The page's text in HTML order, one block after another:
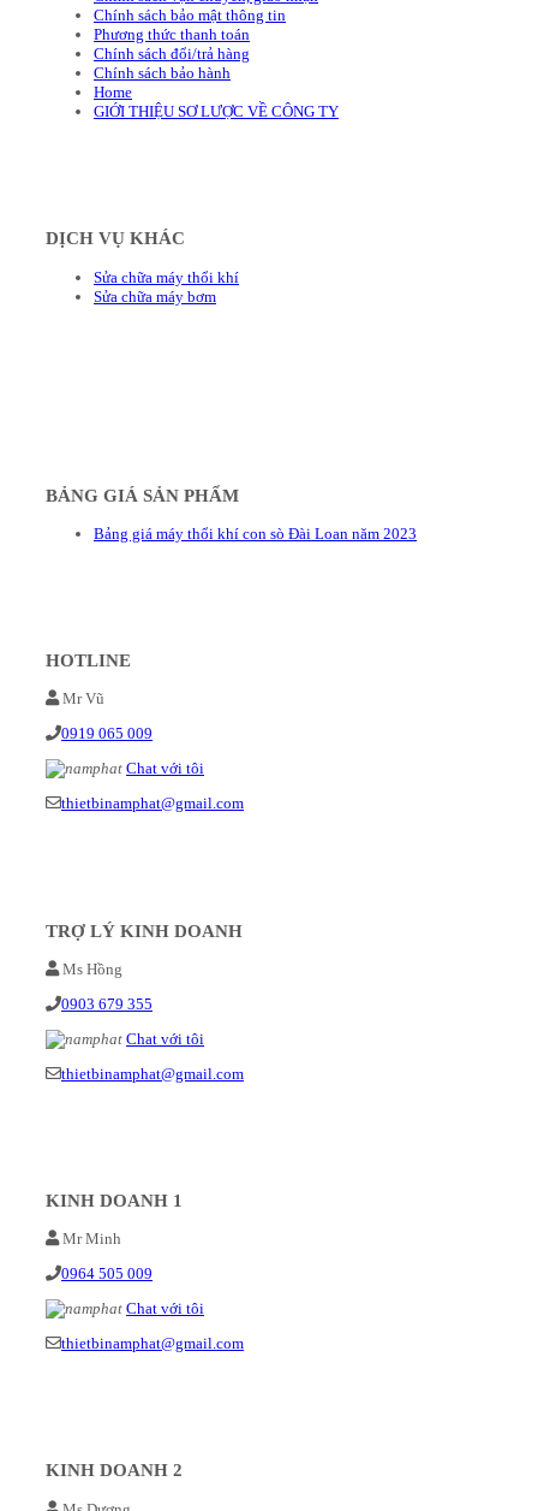
Chính sách bảo mật thông tin
Phương thức thanh toán
Chính sách đổi/trả hàng
Chính sách bảo hành
Home
GIỚI THIỆU SƠ LƯỢC VỀ CÔNG TY
DỊCH VỤ KHÁC
Sửa chữa máy thổi khí
Sửa chữa máy bơm
BẢNG GIÁ SẢN PHẨM
Bảng giá máy thổi khí con sò Đài Loan năm 2023
HOTLINE
Mr Vũ
0919 065 009
Chat với tôi
thietbinamphat@gmail.com
TRỢ LÝ KINH DOANH
Ms Hồng
0903 679 355
Chat với tôi
thietbinamphat@gmail.com
KINH DOANH 1
Mr Minh
0964 505 009
Chat với tôi
thietbinamphat@gmail.com
KINH DOANH 2